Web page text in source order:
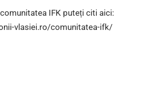
IFK puteți citi aici:
vlasiei.ro/comunitatea-ifk/